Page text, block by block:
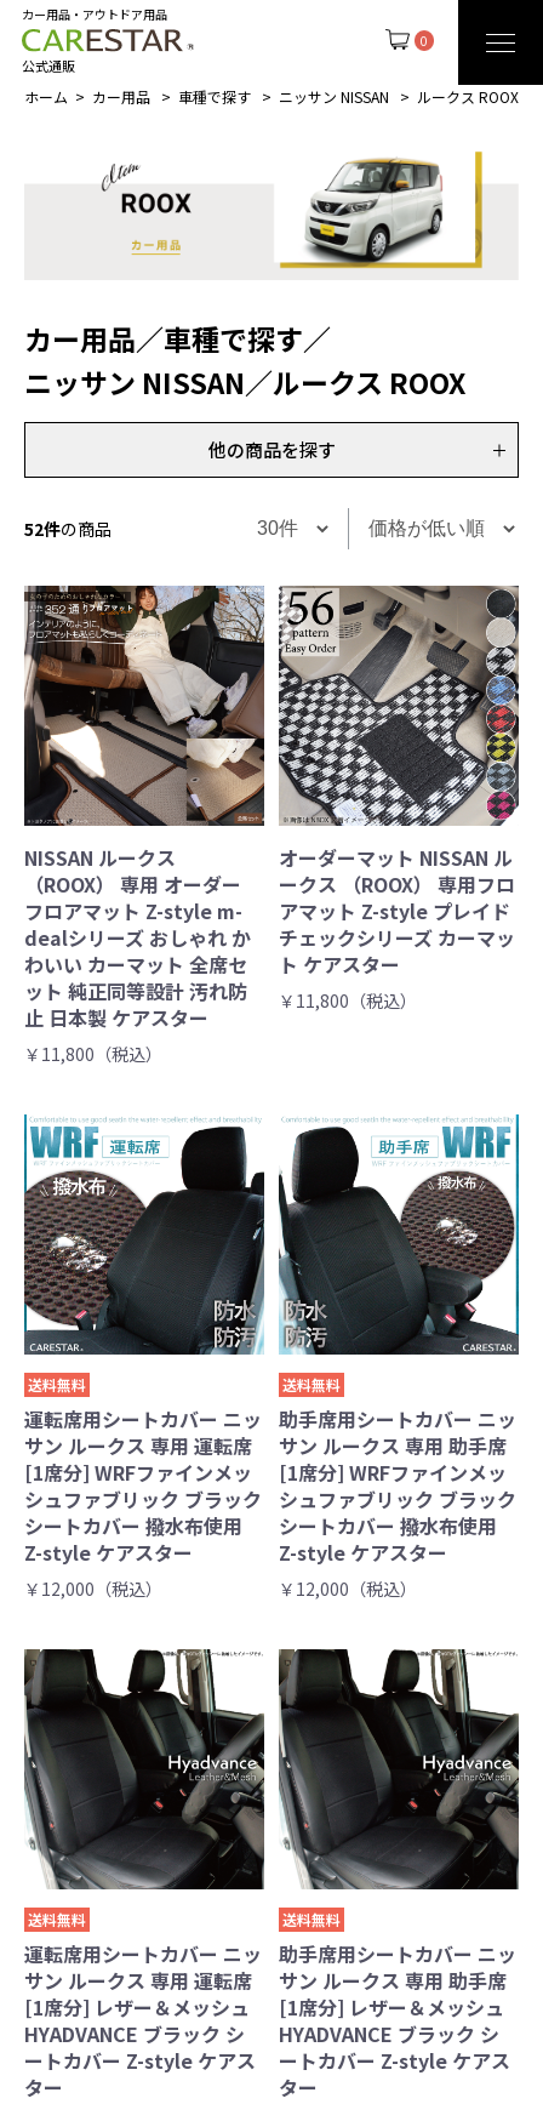
0
カー用品・アウトドア用品
公式通販
ホーム カー用品 車種で探す ニッサン NISSAN ルークス ROOX
カー用品／車種で探す／
ニッサン NISSAN／ルークス ROOX
他の商品を探す
52件の商品
NISSAN ルークス
（ROOX） 専用 オーダー
フロアマット Z-style m-
dealシリーズ おしゃれ か
わいい カーマット 全席セ
ット 純正同等設計 汚れ防
止 日本製 ケアスター
￥11,800（税込）
オーダーマット NISSAN ル
ークス （ROOX） 専用フロ
アマット Z-style プレイド
チェックシリーズ カーマッ
ト ケアスター
￥11,800（税込）
送料無料
運転席用シートカバー ニッ
サン ルークス 専用 運転席
[1席分] WRFファインメッ
シュファブリック ブラック
シートカバー 撥水布使用
Z-style ケアスター
￥12,000（税込）
送料無料
助手席用シートカバー ニッ
サン ルークス 専用 助手席
[1席分] WRFファインメッ
シュファブリック ブラック
シートカバー 撥水布使用
Z-style ケアスター
￥12,000（税込）
送料無料
運転席用シートカバー ニッ
サン ルークス 専用 運転席
[1席分] レザー＆メッシュ
HYADVANCE ブラック シ
ートカバー Z-style ケアス
ター
送料無料
助手席用シートカバー ニッ
サン ルークス 専用 助手席
[1席分] レザー＆メッシュ
HYADVANCE ブラック シ
ートカバー Z-style ケアス
ター